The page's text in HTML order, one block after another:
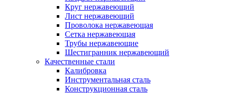
Круг нержавеющий
Лист нержавеющий
Проволока нержавеющая
Сетка нержавеющая
Трубы нержавеющие
Шестигранник нержавеющий
Качественные стали
Калибровка
Инструментальная сталь
Конструкционная сталь